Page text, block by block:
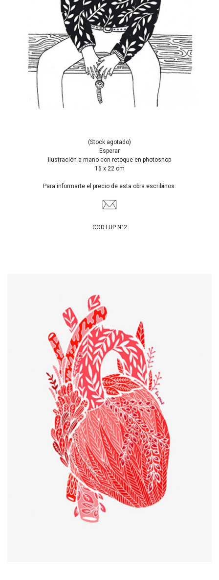
(Stock agotado)
Esperar
Ilustración a mano con retoque en photoshop
16 x 22 cm
Para informarte el precio de esta obra escribinos.
COD.LUP N°2